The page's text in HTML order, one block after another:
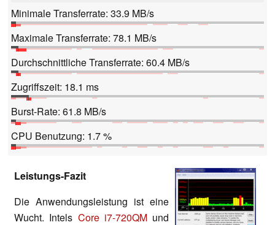
Minimale Transferrate: 33.9 MB/s
Maximale Transferrate: 78.1 MB/s
Durchschnittliche Transferrate: 60.4 MB/s
Zugriffszeit: 18.1 ms
Burst-Rate: 61.8 MB/s
CPU Benutzung: 1.7 %
Leistungs-Fazit
Die Anwendungsleistung ist eine
Wucht. Intels Core i7-720QMund